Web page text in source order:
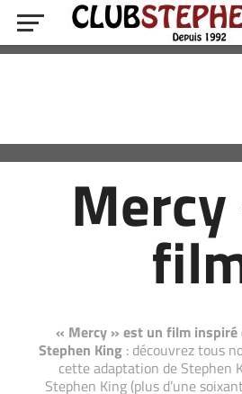
« Mercy » est un film inspiré
Stephen King: découvrez tous
cette adaptation de Stephen
Stephen King (plus d’une